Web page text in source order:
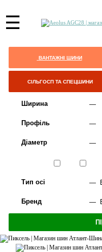
☰
ВАНТАЖНІ ШИНИ
СІЛЬГОСП ТА СПЕЦШИНИ
Ширина
Профіль
Діаметр
Тип осі
Бренд